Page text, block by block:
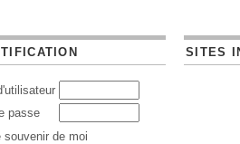
passe
souvenir de moi
SITES